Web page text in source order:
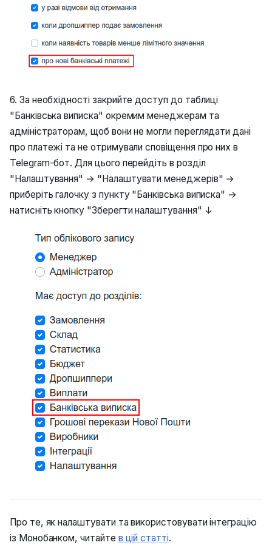
6. За необхідності закрийте доступ до таблиці
"Банківська виписка" окремим менеджерам та
адміністраторам, щоб вони не могли переглядати дані
про платежі та не отримували сповіщення про них в
Telegram-бот. Для цього перейдіть в розділ
"Налаштування" → "Налаштувати менеджерів" →
приберіть галочку з пункту "Банківська виписка" →
натисніть кнопку "Зберегти налаштування" ↓
Про те, як налаштувати та використовувати інтеграцію
із Монобанком, читайте в цій статті.